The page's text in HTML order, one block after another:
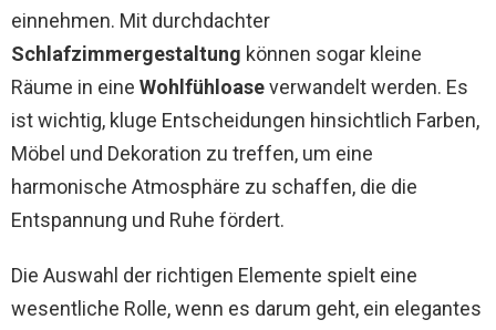
einnehmen. Mit durchdachter
Schlafzimmergestaltung können sogar kleine
Räume in eine Wohlfühloaseverwandelt werden. Es
ist wichtig, kluge Entscheidungen hinsichtlich Farben,
Möbel und Dekoration zu treffen, um eine
harmonische Atmosphäre zu schaffen, die die
Entspannung und Ruhe fördert.
Die Auswahl der richtigen Elemente spielt eine
wesentliche Rolle, wenn es darum geht, ein elegantes